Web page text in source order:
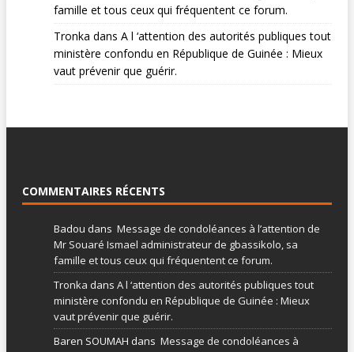
famille et tous ceux qui fréquentent ce forum.
Tronka dans A l ‘attention des autorités publiques tout
ministère confondu en République de Guinée : Mieux
vaut prévenir que guérir.
COMMENTAIRES RÉCENTS
Badou dans Message de condoléances à l’attention de
Mr Souaré Ismael administrateur de gbassikolo, sa
famille et tous ceux qui fréquentent ce forum.
Tronka dans A l ‘attention des autorités publiques tout
ministère confondu en République de Guinée : Mieux
vaut prévenir que guérir.
Baren SOUMAH dans Message de condoléances à